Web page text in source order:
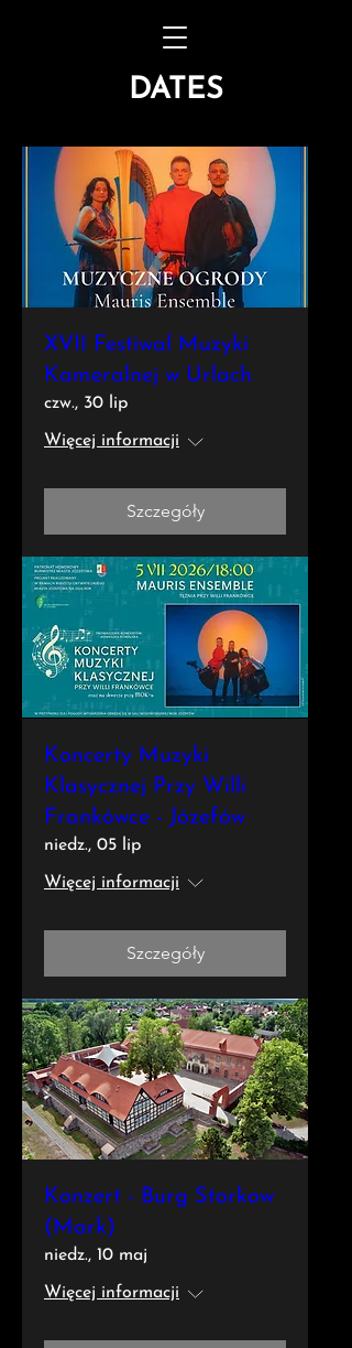
DATES
XVII Festiwal Muzyki
Kameralnej w Urlach
czw., 30 lip
Więcej informacji
Szczegóły
Koncerty Muzyki
Klasycznej Przy Willi
Frankówce - Józefów
niedz., 05 lip
Więcej informacji
Szczegóły
Konzert - Burg Storkow
(Mark)
niedz., 10 maj
Więcej informacji